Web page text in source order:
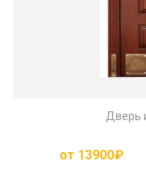
Дверь
от 13900₽